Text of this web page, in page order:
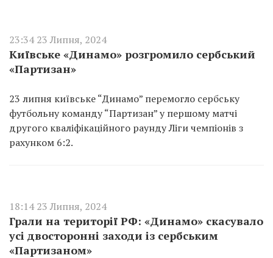
23:34 23 Липня, 2024
Київське «Динамо» розгромило сербський
«Партизан»
23 липня київське “Динамо” перемогло сербську
футбольну команду “Партизан” у першому матчі
другого кваліфікаційного раунду Ліги чемпіонів з
рахунком 6:2.
18:14 23 Липня, 2024
Грали на території РФ: «Динамо» скасувало
усі двосторонні заходи із сербським
«Партизаном»